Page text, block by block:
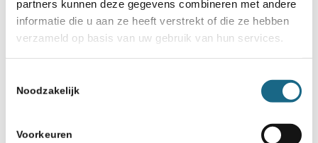
partners kunnen deze gegevens combineren met andere
informatie die u aan ze heeft verstrekt of die ze hebben
verzameld op basis van uw gebruik van hun services.
Noodzakelijk
Voorkeuren